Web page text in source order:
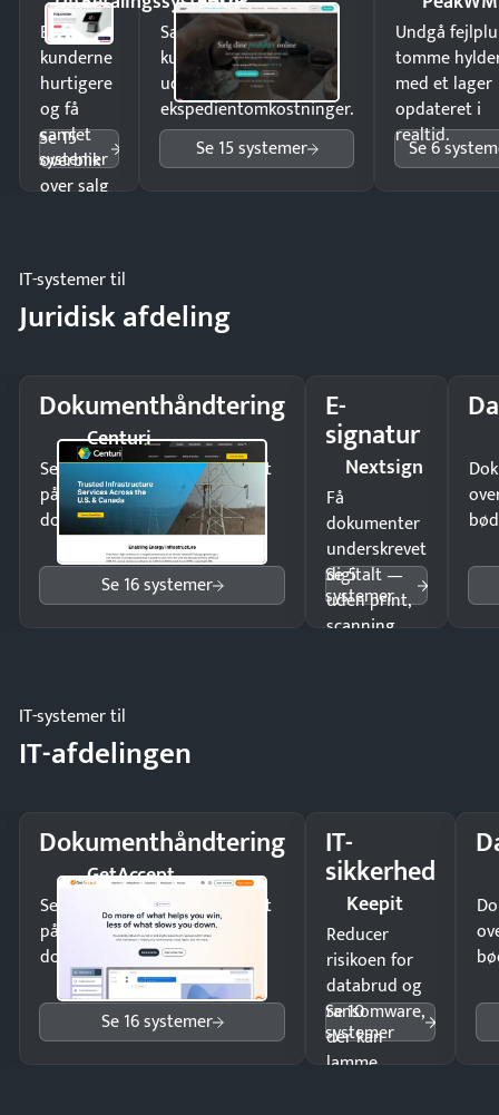
Ekspedér
kunderne
hurtigere
og få
samlet
overblik
over salg
Se 15
systemer
Sælg produkter 24/7 til
kunder i hele landet
uden
ekspedientomkostninger.
Se 15 systemer
Undgå
tomme
med et lager
opdateret i
realtid.
Se 6
IT-systemer til
Juridisk afdeling
Dokumenthåndtering
Centuri
Send kontrakter til underskrift
på minutter og mist ingen
dokumenter.
Se 16 systemer
E-
signatur
Nextsign
Få
dokumenter
underskrevet
digitalt —
uden print,
scanning
Se 5
systemer
IT-systemer til
IT-afdelingen
Dokumenthåndtering
GetAccept
Send kontrakter til underskrift
på minutter og mist ingen
dokumenter.
Se 16 systemer
IT-
sikkerhed
Keepit
Reducer
risikoen for
databrud og
ransomware,
der kan
lamme
Se 10
systemer